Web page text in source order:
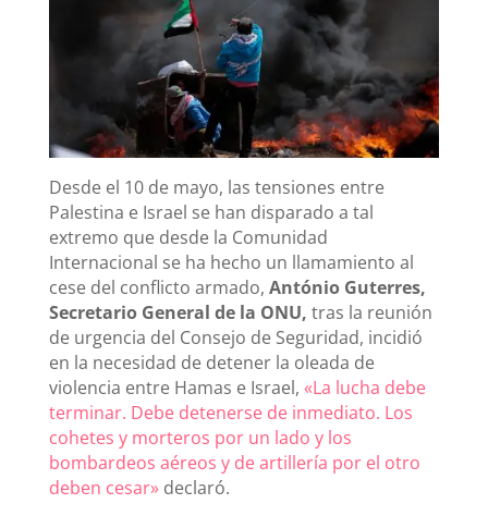
Desde el 10 de mayo, las tensiones entre
Palestina e Israel se han disparado a tal
extremo que desde la Comunidad
Internacional se ha hecho un llamamiento al
cese del conflicto armado, António Guterres,
Secretario General de la ONU, tras la reunión
de urgencia del Consejo de Seguridad, incidió
en la necesidad de detener la oleada de
violencia entre Hamas e Israel, «La lucha debe
terminar. Debe detenerse de inmediato. Los
cohetes y morteros por un lado y los
bombardeos aéreos y de artillería por el otro
deben cesar»declaró.